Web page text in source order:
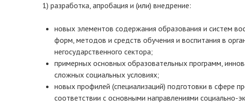
1) разработка, апробация и (или) внедрение:
новых элементов содержания образования и систем
форм, методов и средств обучения и воспитания в
негосударственного сектора;
примерных основных образовательных программ,
сложных социальных условиях;
новых профилей (специализаций) подготовки в сфере
соответствии с основными направлениями социально-